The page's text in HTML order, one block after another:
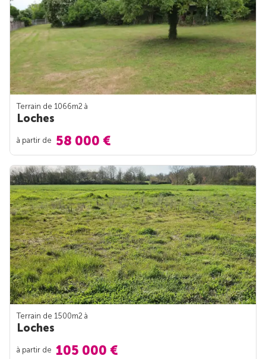
Terrain de 1066m2 à
Loches
à partir de 58 000 €
Terrain de 1500m2 à
Loches
à partir de 105 000 €